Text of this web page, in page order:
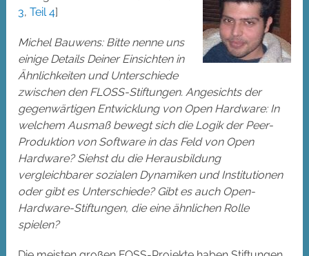
3,Teil 4]
Michel Bauwens: Bitte nenne uns
einige Details Deiner Einsichten in
Ähnlichkeiten und Unterschiede
zwischen den FLOSS-Stiftungen. Angesichts der
gegenwärtigen Entwicklung von Open Hardware: In
welchem Ausmaß bewegt sich die Logik der Peer-
Produktion von Software in das Feld von Open
Hardware? Siehst du die Herausbildung
vergleichbarer sozialen Dynamiken und Institutionen
oder gibt es Unterschiede? Gibt es auch Open-
Hardware-Stiftungen, die eine ähnlichen Rolle
spielen?